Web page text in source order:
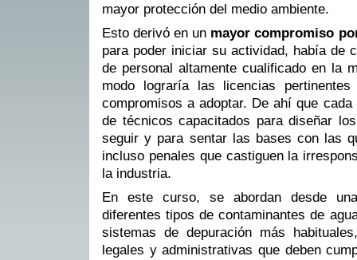
mayor protección del medio ambiente.
Esto derivó en un mayor compromiso
para poder iniciar su actividad, había de
de personal altamente cualificado en la
modo lograría las licencias
compromisos a adoptar. De ahí que
de técnicos capacitados para diseñar
seguir y para sentar las bases con las
incluso penales que castiguen la
la industria.
En este curso, se abordan desde
diferentes tipos de contaminantes de
sistemas de depuración más
legales y administrativas que deben